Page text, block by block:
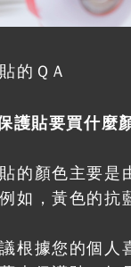
的ＱＡ
護貼要買什麼
的顏色主要是
如，黃色的抗
根據您的個人